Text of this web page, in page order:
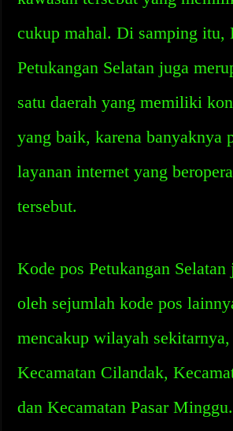
cukup mahal. Di samping itu,
Petukangan Selatan juga
satu daerah yang memiliki
yang baik, karena banyaknya
layanan internet yang
tersebut.
Kode pos Petukangan
oleh sejumlah kode pos
mencakup wilayah
Kecamatan Cilandak,
dan Kecamatan Pasar